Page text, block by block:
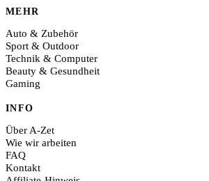
MEHR
Auto & Zubehör
Sport & Outdoor
Technik & Computer
Beauty & Gesundheit
Gaming
INFO
Über A-Zet
Wie wir arbeiten
FAQ
Kontakt